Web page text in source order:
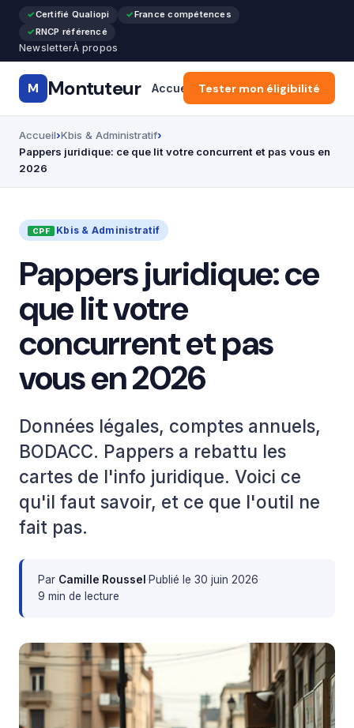
Certifié Qualiopi
France compétences
RNCP référencé
NewsletterÀ propos
M Montuteur Accueil CPF & Compte Formation
Tester mon éligibilité
Accueil Kbis & Administratif
Pappers juridique: ce que lit votre concurrent et pas vous en
2026
Kbis & Administratif
Pappers juridique: ce
que lit votre
concurrent et pas
vous en 2026
Données légales, comptes annuels,
BODACC. Pappers a rebattu les
cartes de l'info juridique. Voici ce
qu'il faut savoir, et ce que l'outil ne
fait pas.
Par Camille Roussel·Publié le 30 juin 2026·
9 min de lecture